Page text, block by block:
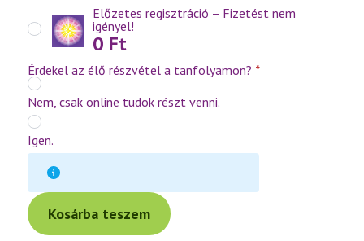
Előzetes regisztráció – Fizetést nem
igényel!
0 Ft
Érdekel az élő részvétel a tanfolyamon? *
Nem, csak online tudok részt venni.
Igen.
Kosárba teszem